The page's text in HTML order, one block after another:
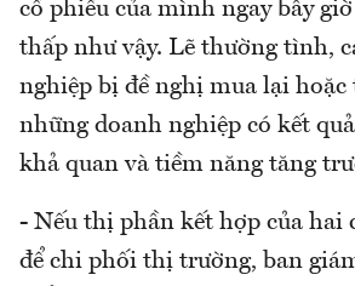
cổ phiếu của mình ngay bây
thấp như vậy. Lẽ thường tình,
nghiệp bị đề nghị mua lại
những doanh nghiệp có kết
khả quan và tiềm năng tăng
- Nếu thị phần kết hợp của hai
để chi phối thị trường, ban